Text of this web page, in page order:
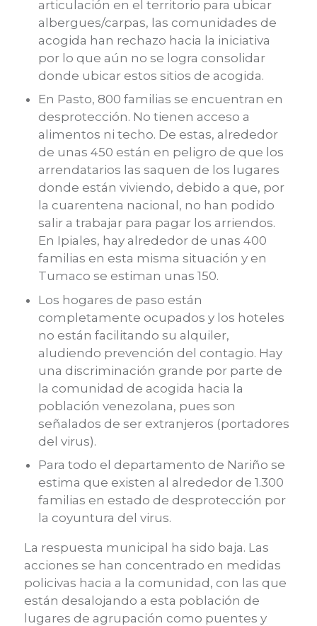
articulación en el territorio para ubicar
albergues/carpas, las comunidades de
acogida han rechazo hacia la iniciativa
por lo que aún no se logra consolidar
donde ubicar estos sitios de acogida.
En Pasto, 800 familias se encuentran en
desprotección. No tienen acceso a
alimentos ni techo. De estas, alrededor
de unas 450 están en peligro de que los
arrendatarios las saquen de los lugares
donde están viviendo, debido a que, por
la cuarentena nacional, no han podido
salir a trabajar para pagar los arriendos.
En Ipiales, hay alrededor de unas 400
familias en esta misma situación y en
Tumaco se estiman unas 150.
Los hogares de paso están
completamente ocupados y los hoteles
no están facilitando su alquiler,
aludiendo prevención del contagio. Hay
una discriminación grande por parte de
la comunidad de acogida hacia la
población venezolana, pues son
señalados de ser extranjeros (portadores
del virus).
Para todo el departamento de Nariño se
estima que existen al alrededor de 1.300
familias en estado de desprotección por
la coyuntura del virus.
La respuesta municipal ha sido baja. Las
acciones se han concentrado en medidas
policivas hacia a la comunidad, con las que
están desalojando a esta población de
lugares de agrupación como puentes y